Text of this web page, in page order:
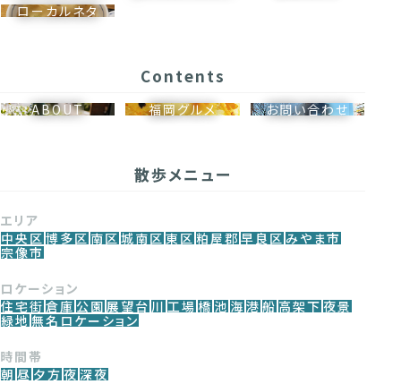
ローカルネタ
Contents
ABOUT 福岡グルメ お問い合わせ
散歩メニュー
エリア
中央区博多区南区城南区東区粕屋郡早良区みやま市
宗像市
ロケーション
住宅街倉庫公園展望台川工場橋池海港船高架下夜景
緑地無名ロケーション
時間帯
朝昼夕方夜深夜